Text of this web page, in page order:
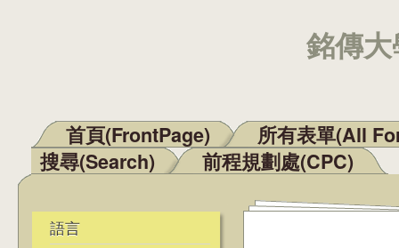
銘傳
主選單
首頁(FrontPage)
所有表單(All
搜尋(Search)
前程規劃處(CPC)
語言